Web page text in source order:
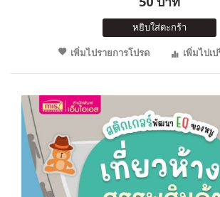
หยิบใส่ตะกร้า
เพิ่มไปรายการโปรด
เพิ่มไปเ